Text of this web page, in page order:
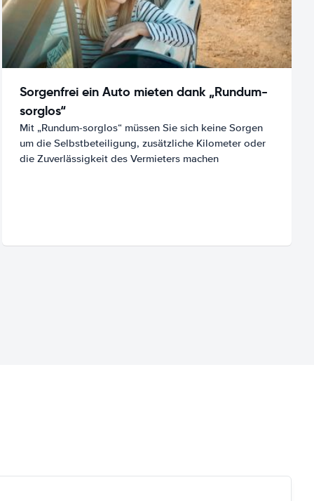
Sorgenfrei ein Auto mieten dank „Rundum-
sorglos“
Mit „Rundum-sorglos“ müssen Sie sich keine Sorgen
um die Selbstbeteiligung, zusätzliche Kilometer oder
die Zuverlässigkeit des Vermieters machen